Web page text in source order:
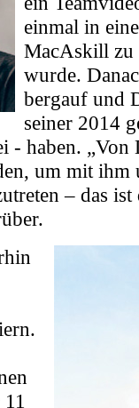
einmal in
MacAskill zu
wurde.
bergauf und
seiner 2014
- haben.
um mit ihm
– das ist